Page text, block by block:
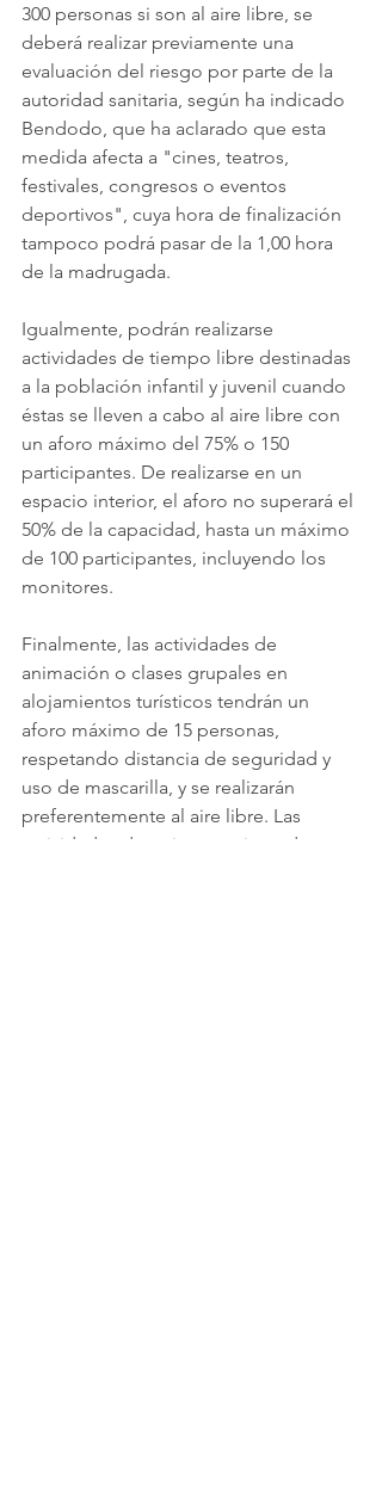
300 personas si son al aire libre, se
deberá realizar previamente una
evaluación del riesgo por parte de la
autoridad sanitaria, según ha indicado
Bendodo, que ha aclarado que esta
medida afecta a "cines, teatros,
festivales, congresos o eventos
deportivos", cuya hora de finalización
tampoco podrá pasar de la 1,00 hora
de la madrugada.
Igualmente, podrán realizarse
actividades de tiempo libre destinadas
a la población infantil y juvenil cuando
éstas se lleven a cabo al aire libre con
un aforo máximo del 75% o 150
participantes. De realizarse en un
espacio interior, el aforo no superará el
50% de la capacidad, hasta un máximo
de 100 participantes, incluyendo los
monitores.
Finalmente, las actividades de
animación o clases grupales en
alojamientos turísticos tendrán un
aforo máximo de 15 personas,
respetando distancia de seguridad y
uso de mascarilla, y se realizarán
preferentemente al aire libre. Las
actividades de turismo activo y de